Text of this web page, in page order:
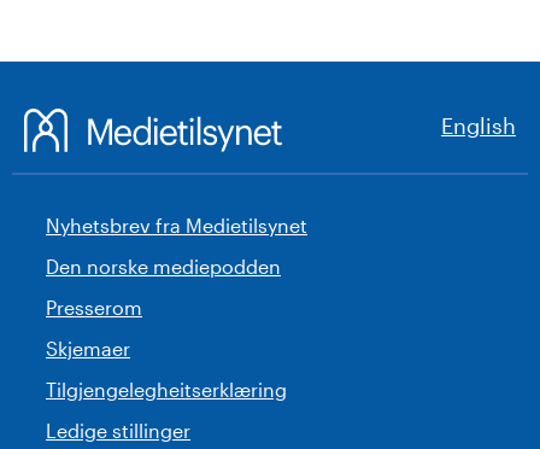
English
Nyhetsbrev fra Medietilsynet
Den norske mediepodden
Presserom
Skjemaer
Tilgjengelegheitserklæring
Ledige stillinger